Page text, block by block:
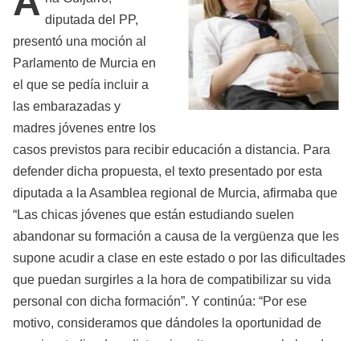
diputada del PP,
presentó una moción al
Parlamento de Murcia en
el que se pedía incluir a
las embarazadas y
madres jóvenes entre los
casos previstos para recibir educación a distancia. Para
defender dicha propuesta, el texto presentado por esta
diputada a la Asamblea regional de Murcia, afirmaba que
“Las chicas jóvenes que están estudiando suelen
abandonar su formación a causa de la vergüenza que les
supone acudir a clase en este estado o por las dificultades
que puedan surgirles a la hora de compatibilizar su vida
personal con dicha formación”. Y continúa: “Por ese
motivo, consideramos que dándoles la oportunidad de